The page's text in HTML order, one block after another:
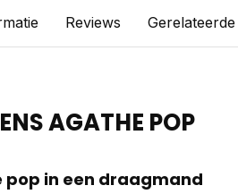
Reviews
AGATHE POP
pop in een draagmand